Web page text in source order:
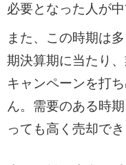
必要となった人が
また、この時期は
期決算期に当たり
キャンペーンを打
ん。需要のある時
っても高く売却でき